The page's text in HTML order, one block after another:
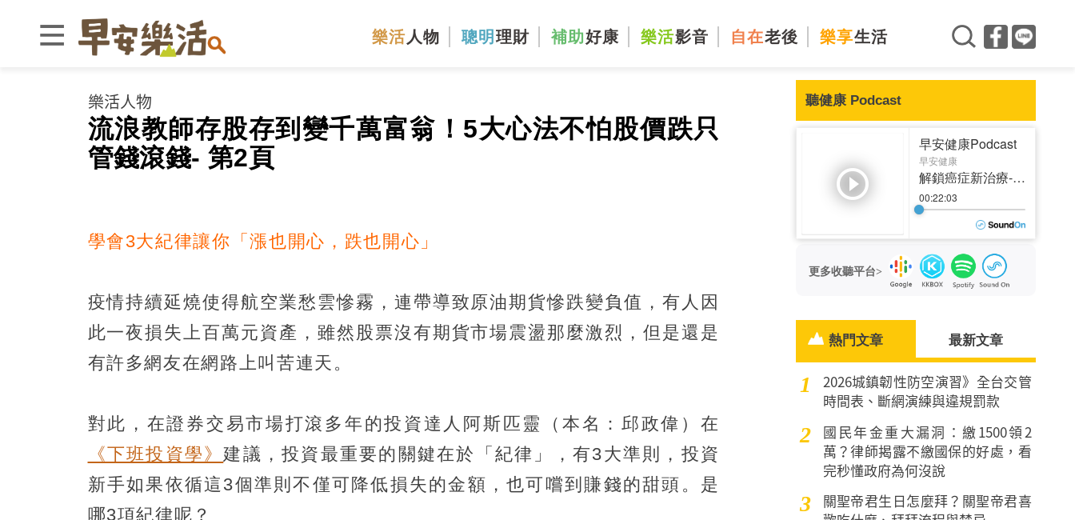
樂活 人物 聰明 理財 補助好康 樂活影音 自在老後 樂享生活
樂活人物
流浪教師存股存到變千萬富翁！5大心法不怕股價跌只
管錢滾錢- 第2頁
學會3大紀律讓你「漲也開心，跌也開心」
疫情持續延燒使得航空業愁雲慘霧，連帶導致原油期貨慘跌變負值，有人因
此一夜損失上百萬元資產，雖然股票沒有期貨市場震盪那麼激烈，但是還是
有許多網友在網路上叫苦連天。
對此，在證券交易市場打滾多年的投資達人阿斯匹靈（本名：邱政偉）在
《下班投資學》建議，投資最重要的關鍵在於「紀律」，有3大準則，投資
新手如果依循這3個準則不僅可降低損失的金額，也可嚐到賺錢的甜頭。是
哪3項紀律呢？
聽健康 Podcast
更多收聽平台>
熱門文章 最新文章
1
2026城鎮韌性防空演習》全台交管
時間表、斷網演練與違規罰款
2
國民年金重大漏洞：繳1500領2
萬？律師揭露不繳國保的好處，看
完秒懂政府為何沒說
3
關聖帝君生日怎麼拜？關聖帝君喜